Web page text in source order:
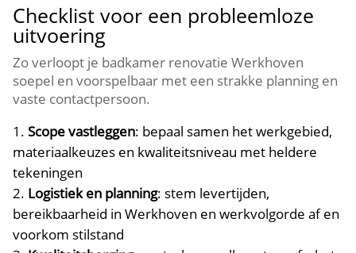
Checklist voor een probleemloze
uitvoering
Zo verloopt je badkamer renovatie Werkhoven
soepel en voorspelbaar met een strakke planning en
vaste contactpersoon.​
Scope vastleggen: bepaal samen het werkgebied,
materiaalkeuzes en kwaliteitsniveau met heldere
tekeningen
Logistiek en planning: stem levertijden,
bereikbaarheid in Werkhoven en werkvolgorde af en
voorkom stilstand